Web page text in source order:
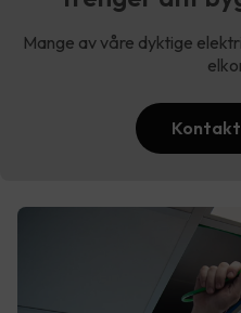
Mange av våre dyktige
Kontakt